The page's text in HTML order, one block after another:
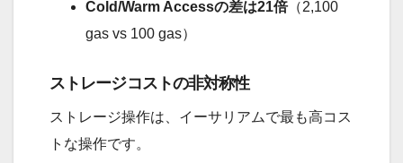
Cold/Warm Accessの差は21倍（2,100
gas vs 100 gas）
ストレージコストの非対称性
ストレージ操作は、イーサリアムで最も高コス
トな操作です。